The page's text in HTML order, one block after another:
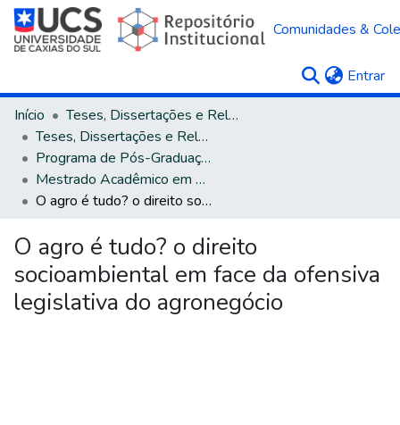
Comunidades &
Entrar
Início
Teses, Dissertações e Relatórios
Teses, Dissertações e Relatórios defendidos na UCS
Programa de Pós-Graduação em Direito
Mestrado Acadêmico em Direito
O agro é tudo? o direito socioambiental em face da ofensiva legislativa do agronegócio
O agro é tudo? o direito
socioambiental em face da ofensiva
legislativa do agronegócio